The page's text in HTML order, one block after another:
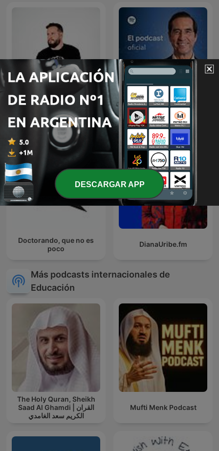
Diego Ruzzarin Dr. Mario Alonso Puig
Doctorando, que no es
poco
DianaUribe.fm
Más podcasts internacionales de
Educación
The Holy Quran, Sheikh
Saad Al Ghamdi | القران
الكريم سعد الغامدي
Mufti Menk Podcast
DESCARGAR APP